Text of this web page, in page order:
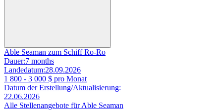
Able Seaman zum Schiff Ro-Ro
Dauer:7 months
Landedatum:28.09.2026
1 800 - 3 000 $ pro Monat
Datum der Erstellung/Aktualisierung:
22.06.2026
Alle Stellenangebote für Able Seaman